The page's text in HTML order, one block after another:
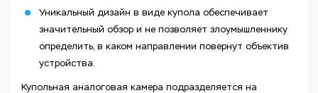
Уникальный дизайн в виде купола обеспечивает
значительный обзор и не позволяет злоумышленнику
определить, в каком направлении повернут объектив
устройства.
Купольная аналоговая камера подразделяется на